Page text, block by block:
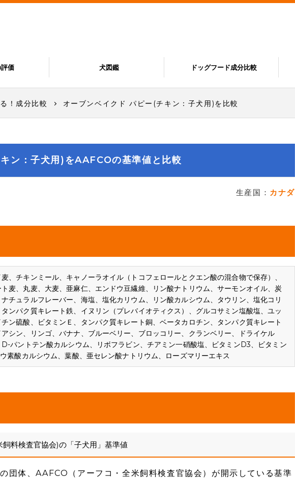
価 犬図鑑 ドッグフード成分比較
！成分比較 オーブンベイクド パピー(チキン：子犬用)を比較
ン：子犬用)をAAFCOの基準値と比較
生産国： カナダ
、チキンミール、キャノーラオイル（トコフェロールとクエン酸の混合物で保存）、
麦、丸麦、大麦、亜麻仁、エンドウ豆繊維、リン酸ナトリウム、サーモンオイル、炭
チュラルフレーバー、海塩、塩化カリウム、リン酸カルシウム、タウリン、塩化コリ
ンパク質キレート鉄、イヌリン（プレバイオティクス）、グルコサミン塩酸塩、ユッ
ン硫酸、ビタミンＥ、タンパク質キレート銅、ベータカロチン、タンパク質キレート
シン、リンゴ、バナナ、ブルーベリー、ブロッコリー、クランベリー、ドライケル
パントテン酸カルシウム、リボフラビン、チアミン一硝酸塩、ビタミンD3、ビタミン
素酸カルシウム、葉酸、亜セレン酸ナトリウム、ローズマリーエキス
料検査官協会)の「子犬用」基準値
団体、AAFCO（アーフコ・全米飼料検査官協会）が開示している基準